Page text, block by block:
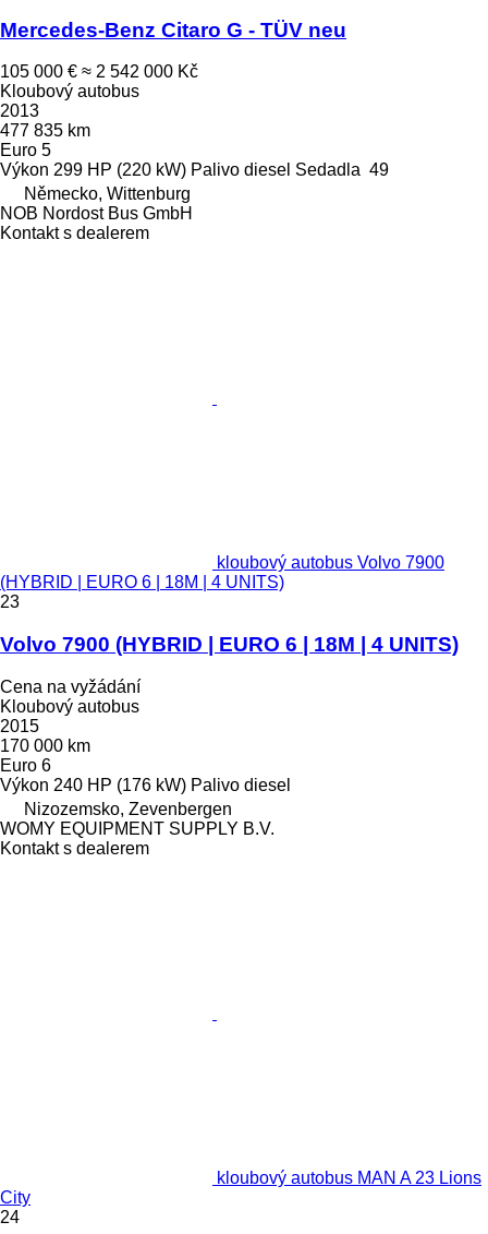
Mercedes-Benz Citaro G - TÜV neu
105 000 € ≈ 2 542 000 Kč
Kloubový autobus
2013
477 835 km
Euro 5
Výkon 299 HP (220 kW) Palivo diesel Sedadla 49
Německo, Wittenburg
NOB Nordost Bus GmbH
Kontakt s dealerem
kloubový autobus Volvo 7900
(HYBRID | EURO 6 | 18M | 4 UNITS)
23
Volvo 7900 (HYBRID | EURO 6 | 18M | 4 UNITS)
Cena na vyžádání
Kloubový autobus
2015
170 000 km
Euro 6
Výkon 240 HP (176 kW) Palivo diesel
Nizozemsko, Zevenbergen
WOMY EQUIPMENT SUPPLY B.V.
Kontakt s dealerem
kloubový autobus MAN A 23 Lions
City
24